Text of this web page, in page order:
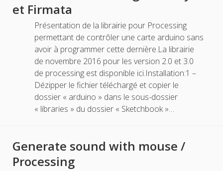
et Firmata
Présentation de la librairie pour Processing
permettant de contrôler une carte arduino sans
avoir à programmer cette dernière.La librairie
de novembre 2016 pour les version 2.0 et 3.0
de processing est disponible ici.Installation:1 –
Dézipper le fichier téléchargé et copier le
dossier « arduino » dans le sous-dossier
« libraries » du dossier « Sketchbook »…
Generate sound with mouse /
Processing